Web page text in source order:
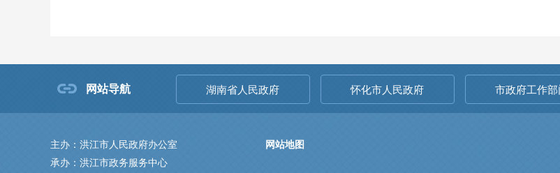
网站导航 湖南省人民政府 怀化市人民政府 市政府工作部
主办：洪江市人民政府办公室
承办：洪江市政务服务中心
网站地图